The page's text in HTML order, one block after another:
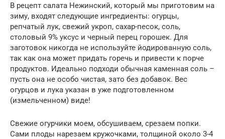
В рецепт салата Нежинский, который мы приготовим на
зиму, входят следующие ингредиенты: огурцы,
репчатый лук, свежий укроп, сахар-песок, соль,
столовый 9% уксус и черный перец горошек. Для
заготовок никогда не используйте йодированную соль,
так как она может придать горечь и привести к порче
продуктов. Идеально подходи обычная каменная соль –
пусть она не особо чистая, зато без добавок. Вес
огурцов и лука указан в уже подготовленном
(измельченном) виде!
Свежие огурчики моем, обсушиваем, срезаем попки.
Сами плоды нарезаем кружочками, толщиной около 3-4